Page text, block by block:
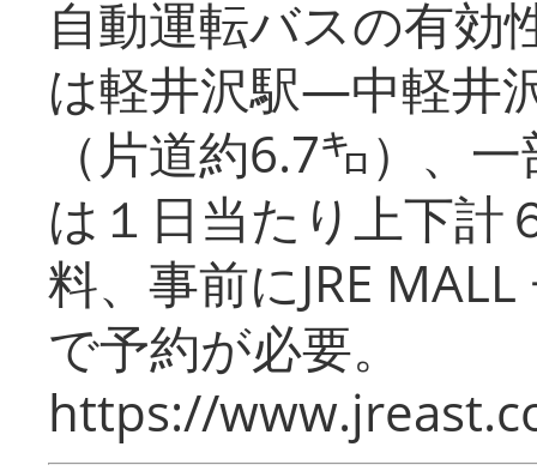
自動運転バスの有効
は軽井沢駅―中軽井
（片道約6.7㌔）、
は１日当たり上下計
料、事前にJRE
で予約が必要。
https://